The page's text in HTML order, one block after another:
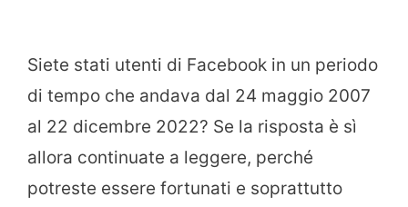
Siete stati utenti di Facebook in un periodo
di tempo che andava dal 24 maggio 2007
al 22 dicembre 2022? Se la risposta è sì
allora continuate a leggere, perché
potreste essere fortunati e soprattutto